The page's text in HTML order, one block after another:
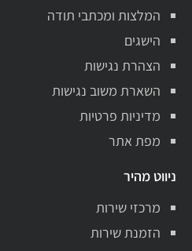
המלצות ומכתבי תודה
הישגים
הצהרת נגישות
השארת משוב נגישות
מדיניות פרטיות
מפת אתר
ניווט מהיר
מרכזי שירות
הזמנת שירות